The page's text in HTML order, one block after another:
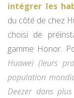
intégrer les
du côté de chez
choisi de
gamme Honor.
Huawei (leurs
population
Deezer dans